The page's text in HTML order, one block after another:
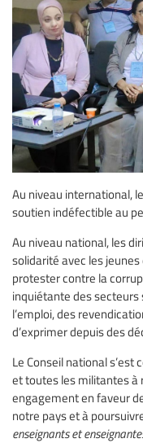
Au niveau international,
soutien indéfectible au
Au niveau national, les
solidarité avec les jeunes
protester contre la
inquiétante des secteurs
l’emploi, des
d’exprimer depuis des
Le Conseil national
et toutes les militantes à
engagement en faveur
notre pays et à
enseignants et